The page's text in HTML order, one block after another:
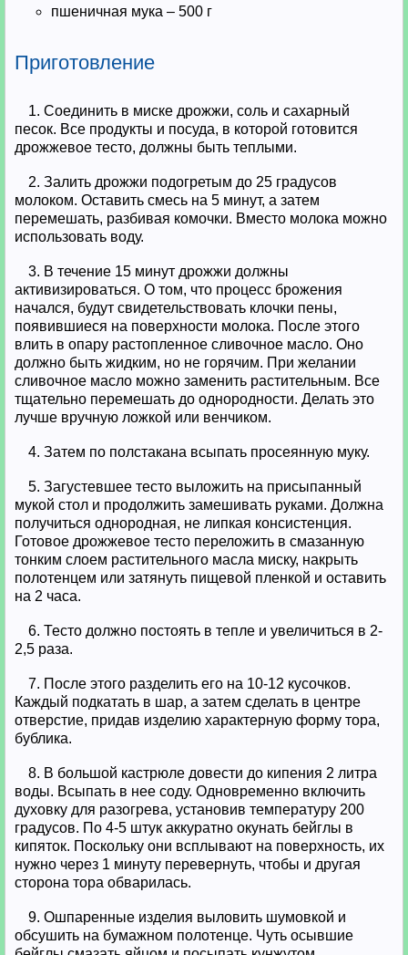
пшеничная мука – 500 г
Приготовление
1. Соединить в миске дрожжи, соль и сахарный
песок. Все продукты и посуда, в которой готовится
дрожжевое тесто, должны быть теплыми.
2. Залить дрожжи подогретым до 25 градусов
молоком. Оставить смесь на 5 минут, а затем
перемешать, разбивая комочки. Вместо молока можно
использовать воду.
3. В течение 15 минут дрожжи должны
активизироваться. О том, что процесс брожения
начался, будут свидетельствовать клочки пены,
появившиеся на поверхности молока. После этого
влить в опару растопленное сливочное масло. Оно
должно быть жидким, но не горячим. При желании
сливочное масло можно заменить растительным. Все
тщательно перемешать до однородности. Делать это
лучше вручную ложкой или венчиком.
4. Затем по полстакана всыпать просеянную муку.
5. Загустевшее тесто выложить на присыпанный
мукой стол и продолжить замешивать руками. Должна
получиться однородная, не липкая консистенция.
Готовое дрожжевое тесто переложить в смазанную
тонким слоем растительного масла миску, накрыть
полотенцем или затянуть пищевой пленкой и оставить
на 2 часа.
6. Тесто должно постоять в тепле и увеличиться в 2-
2,5 раза.
7. После этого разделить его на 10-12 кусочков.
Каждый подкатать в шар, а затем сделать в центре
отверстие, придав изделию характерную форму тора,
бублика.
8. В большой кастрюле довести до кипения 2 литра
воды. Всыпать в нее соду. Одновременно включить
духовку для разогрева, установив температуру 200
градусов. По 4-5 штук аккуратно окунать бейглы в
кипяток. Поскольку они всплывают на поверхность, их
нужно через 1 минуту перевернуть, чтобы и другая
сторона тора обварилась.
9. Ошпаренные изделия выловить шумовкой и
обсушить на бумажном полотенце. Чуть осывшие